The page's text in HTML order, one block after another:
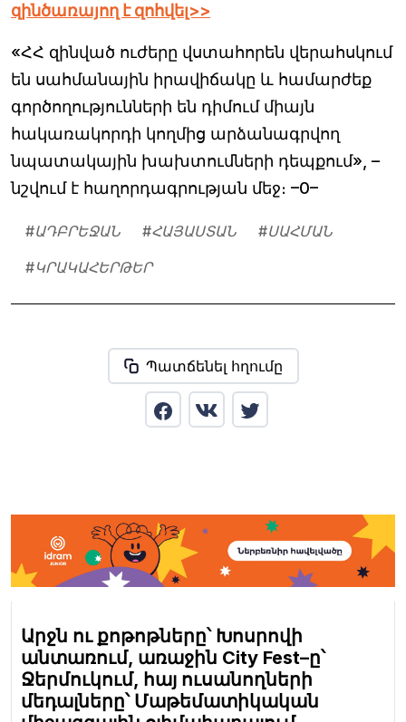
զինծառայող է զոհվել>>
«ՀՀ զինված ուժերը վստահորեն վերահսկում
են սահմանային իրավիճակը և համարժեք
գործողությունների են դիմում միայն
հակառակորդի կողմից արձանագրվող
նպատակային խախտումների դեպքում», –
նշվում է հաղորդագրության մեջ։ –0–
#ԱԴԲՐԵՋԱՆ #ՀԱՅԱՍՏԱՆ #ՍԱՀՄԱՆ
#ԿՐԱԿԱՀԵՐԹԵՐ
Պատճենել հղումը
Արջն ու քոթոթները՝ Խոսրովի
անտառում, առաջին City Fest–ը՝
Ջերմուկում, հայ ուսանողների
մեդալները՝ Մաթեմատիկական